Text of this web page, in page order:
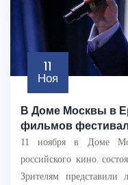
11
Ноя
В Доме Москвы в
фильмов
11 ноября в Доме
российского кино
Зрителям